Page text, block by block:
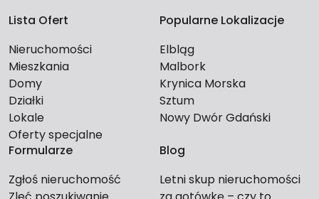
Lista Ofert
Nieruchomości
Mieszkania
Domy
Działki
Lokale
Oferty specjalne
Popularne Lokalizacje
Elbląg
Malbork
Krynica Morska
Sztum
Nowy Dwór Gdański
Formularze
Zgłoś nieruchomość
Blog
Letni skup nieruchomości